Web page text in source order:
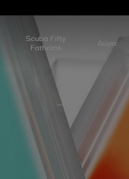
Scuba Fifty
Fathoms
Δώρα